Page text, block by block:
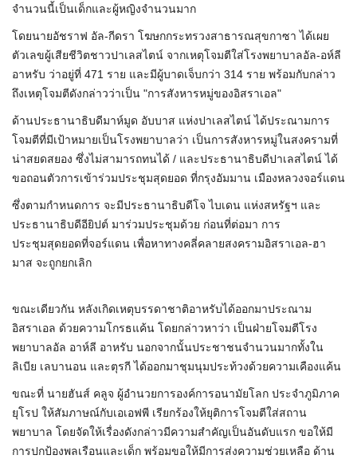
จำนวนนี้เป็นเด็กและผู้หญิงจำนวนมาก
โดยนายอัชราฟ อัล-กีดรา โฆษกกระทรวงสาธารณสุขกาซา ได้เผย
ตัวเลขผู้เสียชีวิตชาวปาเลสไตน์ จากเหตุโจมตีใส่โรงพยาบาลอัล-อห์ลี
อาหรับ ว่าอยู่ที่ 471 ราย และมีผู้บาดเจ็บกว่า 314 ราย พร้อมกับกล่าว
ถึงเหตุโจมตีดังกล่าวว่าเป็น "การสังหารหมู่ของอิสราเอล"
ด้านประธานาธิบดีมาห์มูด อับบาส แห่งปาเลสไตน์ ได้ประณามการ
โจมตีที่มีเป้าหมายเป็นโรงพยาบาลว่า เป็นการสังหารหมู่ในสงครามที่
น่าสยดสยอง ซึ่งไม่สามารถทนได้ / และประธานาธิบดีปาเลสไตน์ ได้
ขอถอนตัวการเข้าร่วมประชุมสุดยอด ที่กรุงอัมมาน เมืองหลวงจอร์แดน
ซึ่งตามกำหนดการ จะมีประธานาธิบดีโจ ไบเดน แห่งสหรัฐฯ และ
ประธานาธิบดีอียิปต์ มาร่วมประชุมด้วย ก่อนที่ต่อมา การ
ประชุมสุดยอดที่จอร์แดน เพื่อหาทางคลี่คลายสงครามอิสราเอล-ฮา
มาส จะถูกยกเลิก
ขณะเดียวกัน หลังเกิดเหตุบรรดาชาติอาหรับได้ออกมาประณาม
อิสราเอล ด้วยความโกรธแค้น โดยกล่าวหาว่า เป็นฝ่ายโจมตีโรง
พยาบาลอัล อาห์ลี อาหรับ นอกจากนั้นประชาชนจำนวนมากทั้งใน
ลิเบีย เลบานอน และตุรกี ได้ออกมาชุมนุมประท้วงด้วยความเคืองแค้น
ขณะที่ นายฮันส์ คลูจ ผู้อำนวยการองค์การอนามัยโลก ประจำภูมิภาค
ยุโรป ให้สัมภาษณ์กับเอเอฟพี เรียกร้องให้ยุติการโจมตีใส่สถาน
พยาบาล โดยจัดให้เรื่องดังกล่าวมีความสำคัญเป็นอันดับแรก ขอให้มี
การปกป้องพลเรือนและเด็ก พร้อมขอให้มีการส่งความช่วยเหลือ ด้าน